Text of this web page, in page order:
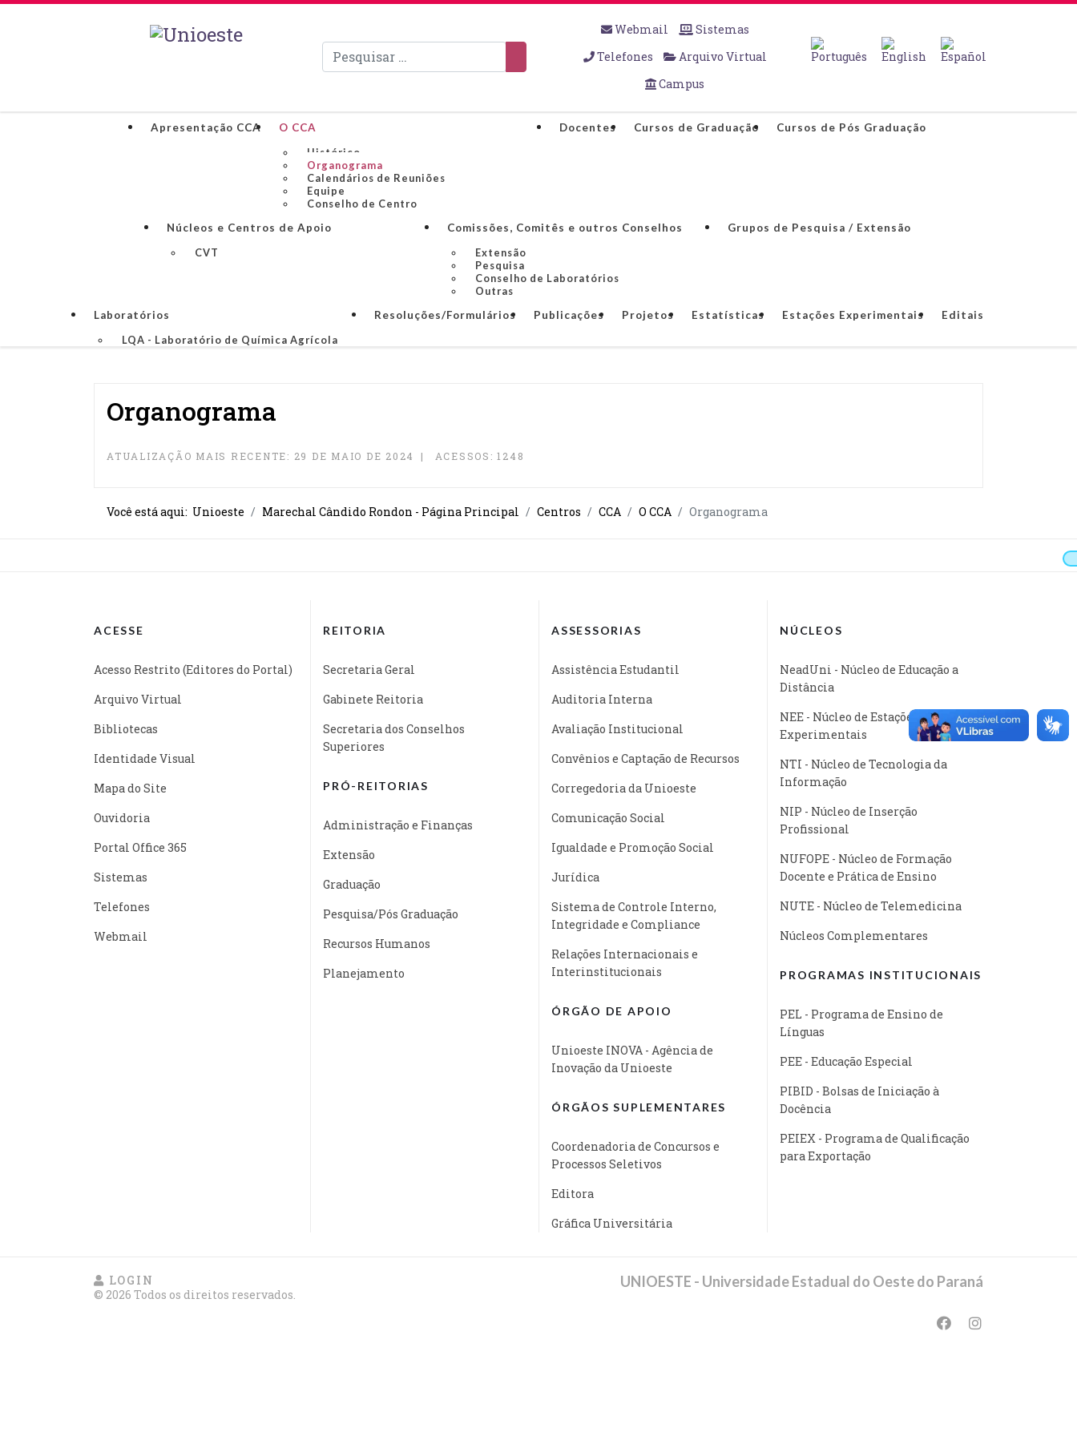
Pesquisar
Webmail
Sistemas
Telefones
Arquivo Virtual
Campus
Apresentação CCA
O CCA
Histórico
Organograma
Calendários de Reuniões
Equipe
Conselho de Centro
Docentes Cursos de Graduação Cursos de Pós Graduação
Núcleos e Centros de Apoio
CVT
Comissões, Comitês e outros Conselhos
Extensão
Pesquisa
Conselho de Laboratórios
Outras
Grupos de Pesquisa / Extensão
Laboratórios
LQA - Laboratório de Química Agrícola
Resoluções/Formulários Publicações Projetos Estatísticas Estações Experimentais Editais
Organograma
ATUALIZAÇÃO MAIS RECENTE: 29 DE MAIO DE 2024 ACESSOS: 1248
Você está aqui: Unioeste Marechal Cândido Rondon - Página Principal Centros CCA O CCA Organograma
ACESSE
Acesso Restrito (Editores do Portal)
Arquivo Virtual
Bibliotecas
Identidade Visual
Mapa do Site
Ouvidoria
Portal Office 365
Sistemas
Telefones
Webmail
REITORIA
Secretaria Geral
Gabinete Reitoria
Secretaria dos Conselhos
Superiores
PRÓ-REITORIAS
Administração e Finanças
Extensão
Graduação
Pesquisa/Pós Graduação
Recursos Humanos
Planejamento
ASSESSORIAS
Assistência Estudantil
Auditoria Interna
Avaliação Institucional
Convênios e Captação de Recursos
Corregedoria da Unioeste
Comunicação Social
Igualdade e Promoção Social
Jurídica
Sistema de Controle Interno,
Integridade e Compliance
Relações Internacionais e
Interinstitucionais
ÓRGÃO DE APOIO
Unioeste INOVA - Agência de
Inovação da Unioeste
ÓRGÃOS SUPLEMENTARES
Coordenadoria de Concursos e
Processos Seletivos
Editora
Gráfica Universitária
NÚCLEOS
NeadUni - Núcleo de Educação a
Distância
NEE - Núcleo de Estações
Experimentais
NTI - Núcleo de Tecnologia da
Informação
NIP - Núcleo de Inserção
Profissional
NUFOPE - Núcleo de Formação
Docente e Prática de Ensino
NUTE - Núcleo de Telemedicina
Núcleos Complementares
PROGRAMAS INSTITUCIONAIS
PEL - Programa de Ensino de
Línguas
PEE - Educação Especial
PIBID - Bolsas de Iniciação à
Docência
PEIEX - Programa de Qualificação
para Exportação
LOGIN
© 2026 Todos os direitos reservados.
UNIOESTE - Universidade Estadual do Oeste do Paraná